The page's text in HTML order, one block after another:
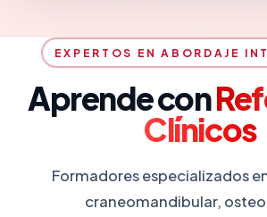
EXPERTOS EN ABORDAJE
Aprende con
Clínicos
Formadores especializados
craneomandibular,